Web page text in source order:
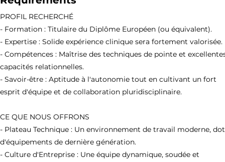
PROFIL RECHERCHÉ
- Formation : Titulaire du Diplôme Européen (ou équivalent).
- Expertise : Solide expérience clinique sera fortement valorisée.
- Compétences : Maîtrise des techniques de pointe et
capacités relationnelles.
- Savoir-être : Aptitude à l'autonomie tout en cultivant un fort
esprit d'équipe et de collaboration pluridisciplinaire.
CE QUE NOUS OFFRONS
- Plateau Technique : Un environnement de travail moderne,
d'équipements de dernière génération.
- Culture d'Entreprise : Une équipe dynamique, soudée et